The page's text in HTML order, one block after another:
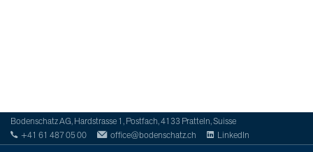
Bodenschatz AG, Hardstrasse 1, Postfach, 4133 Pratteln, Suisse
+41 61 487 05 00
office@bodenschatz.ch LinkedIn